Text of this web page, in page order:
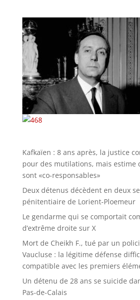
Kafkaïen : 8 ans après, la justice
pour des mutilations, mais estime
sont «co-responsables»
Deux détenus décèdent en deux
pénitentiaire de Lorient-Ploemeur
Le gendarme qui se comportait
d’extrême droite sur X
Mort de Cheikh F., tué par un
Vaucluse : la légitime défense
compatible avec les premiers
Un détenu de 28 ans se suicide
Pas-de-Calais